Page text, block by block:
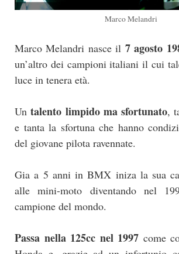
Marco Melandri
Marco Melandri nasce il 7 agosto
un’altro dei campioni italiani il cui
luce in tenera età.
Untalento limpido ma sfortunato,
e tanta la sfortuna che hanno
del giovane pilota ravennate.
Gia a 5 anni in BMX iniza la sua
alle mini-moto diventando nel
campione del mondo.
Passa nella 125cc nel 1997 come